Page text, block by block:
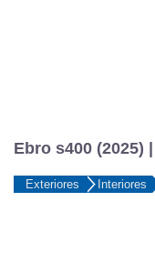
Ebro s400 (2025) |
Exteriores Interiores